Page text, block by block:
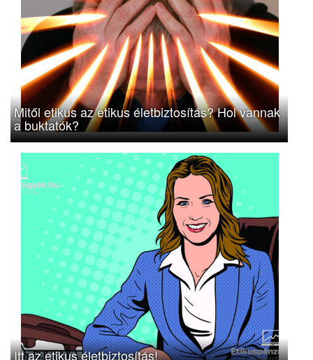
Mitől etikus az etikus életbiztosítás? Hol vannak
a buktatók?
Itt az etikus életbiztosítás!